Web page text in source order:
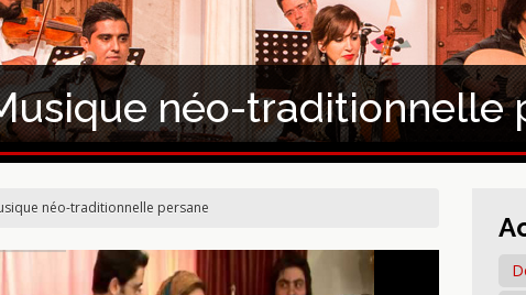
néo-traditionnelle
néo-traditionnelle persane